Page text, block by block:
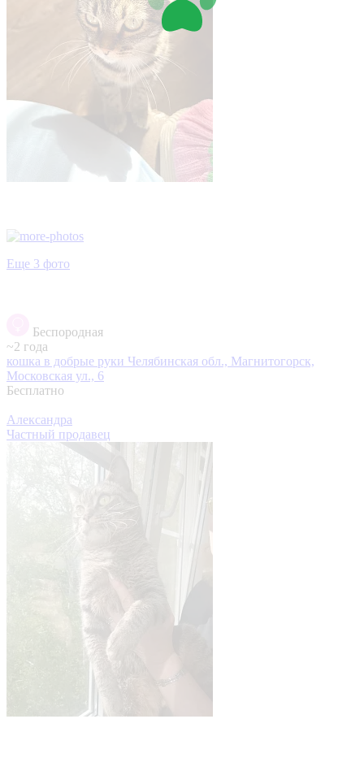
Еще 3 фото
Беспородная
~2 года
кошка в добрые руки Челябинская обл., Магнитогорск,
Московская ул., 6
Бесплатно
Александра
Частный продавец